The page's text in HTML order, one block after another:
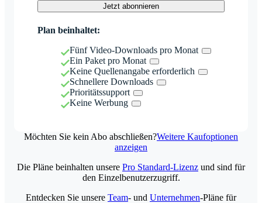
Jetzt abonnieren
Plan beinhaltet:
Fünf Video-Downloads pro Monat
Ein Paket pro Monat
Keine Quellenangabe erforderlich
Schnellere Downloads
Prioritätssupport
Keine Werbung
Möchten Sie kein Abo abschließen?Weitere Kaufoptionen
anzeigen
Die Pläne beinhalten unsere Pro Standard-Lizenz und sind für
den Einzelbenutzerzugriff.
Entdecken Sie unsere Team- und Unternehmen-Pläne für